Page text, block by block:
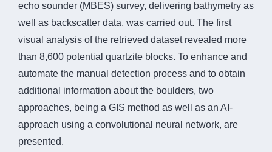
echo sounder (MBES) survey, delivering bathymetry as
well as backscatter data, was carried out. The first
visual analysis of the retrieved dataset revealed more
than 8,600 potential quartzite blocks. To enhance and
automate the manual detection process and to obtain
additional information about the boulders, two
approaches, being a GIS method as well as an AI-
approach using a convolutional neural network, are
presented.